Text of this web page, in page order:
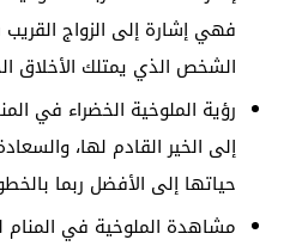
فهي إشارة إلى الزواج
الشخص الذي يمتلك الأخلاق
رؤية الملوخية الخضراء في
إلى الخير القادم لها،
حياتها إلى الأفضل ربما
مشاهدة الملوخية في المنام